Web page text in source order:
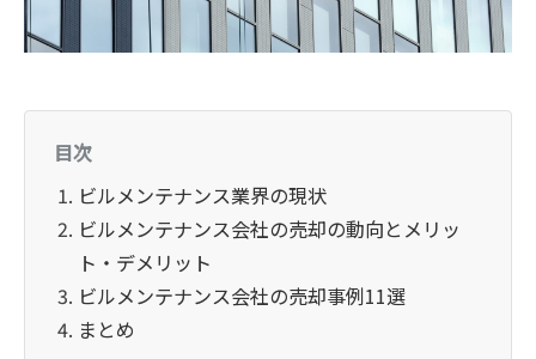
目次
ビルメンテナンス業界の現状
ビルメンテナンス会社の売却の動向とメリッ
ト・デメリット
ビルメンテナンス会社の売却事例11選
まとめ